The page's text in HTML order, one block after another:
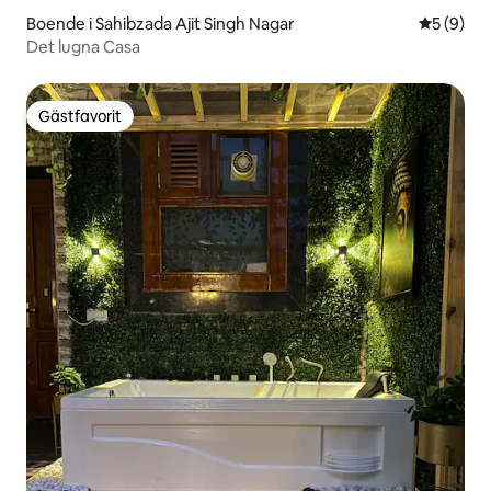
Boende i Sahibzada Ajit Singh Nagar 5 av 5 i
5 (9)
Det lugna Casa
Gästfavorit
Gästfavorit